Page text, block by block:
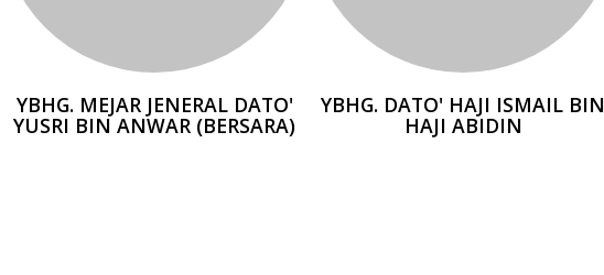
YBHG. MEJAR JENERAL DATO'
YUSRI BIN ANWAR (BERSARA)
YBHG. DATO' HAJI ISMAIL BIN
HAJI ABIDIN